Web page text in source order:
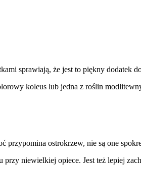
sprawiają, że jest to piękny dodatek
koleus lub jedna z roślin
przypomina ostrokrzew, nie są one
niewielkiej opiece. Jest też lepiej